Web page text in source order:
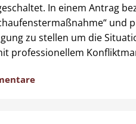
In einem Antrag
und
zu stellen um die
professionellem